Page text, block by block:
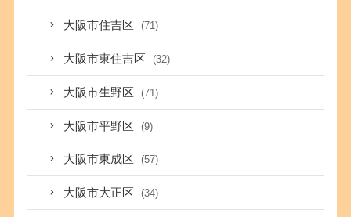
大阪市住吉区 (71)
大阪市東住吉区 (32)
大阪市生野区 (71)
大阪市平野区 (9)
大阪市東成区 (57)
大阪市大正区 (34)